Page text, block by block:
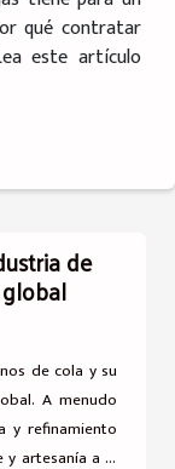
qué contratar
este artículo
de
de cola y su
A menudo
y refinamiento
artesanía a la